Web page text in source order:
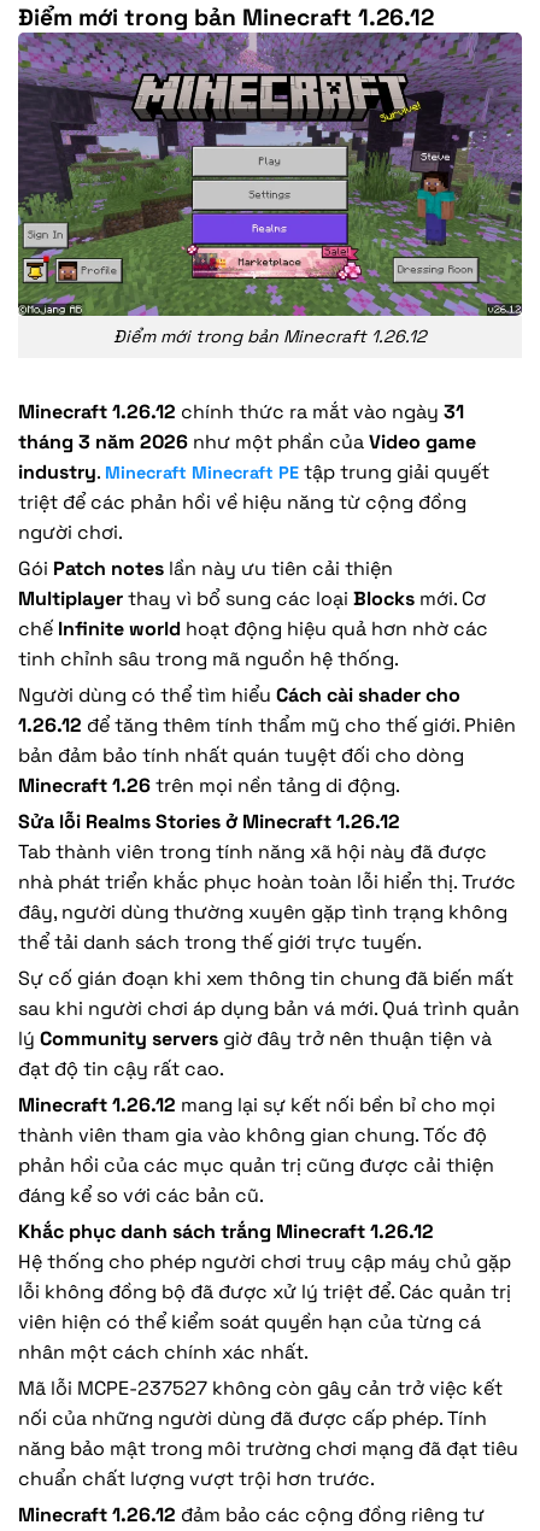
Điểm mới trong bản Minecraft 1.26.12
Điểm mới trong bản Minecraft 1.26.12
Minecraft 1.26.12 chính thức ra mắt vào ngày 31
tháng 3 năm 2026 như một phần củaVideo game
industry. Minecraft Minecraft PE tập trung giải quyết
triệt để các phản hồi về hiệu năng từ cộng đồng
người chơi.
Gói Patch notes lần này ưu tiên cải thiện
Multiplayerthay vì bổ sung các loại Blocks mới. Cơ
chế Infinite world hoạt động hiệu quả hơn nhờ các
tinh chỉnh sâu trong mã nguồn hệ thống.
Người dùng có thể tìm hiểu Cách cài shader cho
1.26.12 để tăng thêm tính thẩm mỹ cho thế giới. Phiên
bản đảm bảo tính nhất quán tuyệt đối cho dòng
Minecraft 1.26trên mọi nền tảng di động.
Sửa lỗi Realms Stories ở Minecraft 1.26.12
Tab thành viên trong tính năng xã hội này đã được
nhà phát triển khắc phục hoàn toàn lỗi hiển thị. Trước
đây, người dùng thường xuyên gặp tình trạng không
thể tải danh sách trong thế giới trực tuyến.
Sự cố gián đoạn khi xem thông tin chung đã biến mất
sau khi người chơi áp dụng bản vá mới. Quá trình quản
lý Community servers giờ đây trở nên thuận tiện và
đạt độ tin cậy rất cao.
Minecraft 1.26.12 mang lại sự kết nối bền bỉ cho mọi
thành viên tham gia vào không gian chung. Tốc độ
phản hồi của các mục quản trị cũng được cải thiện
đáng kể so với các bản cũ.
Khắc phục danh sách trắng Minecraft 1.26.12
Hệ thống cho phép người chơi truy cập máy chủ gặp
lỗi không đồng bộ đã được xử lý triệt để. Các quản trị
viên hiện có thể kiểm soát quyền hạn của từng cá
nhân một cách chính xác nhất.
Mã lỗi MCPE-237527 không còn gây cản trở việc kết
nối của những người dùng đã được cấp phép. Tính
năng bảo mật trong môi trường chơi mạng đã đạt tiêu
chuẩn chất lượng vượt trội hơn trước.
Minecraft 1.26.12 đảm bảo các cộng đồng riêng tư